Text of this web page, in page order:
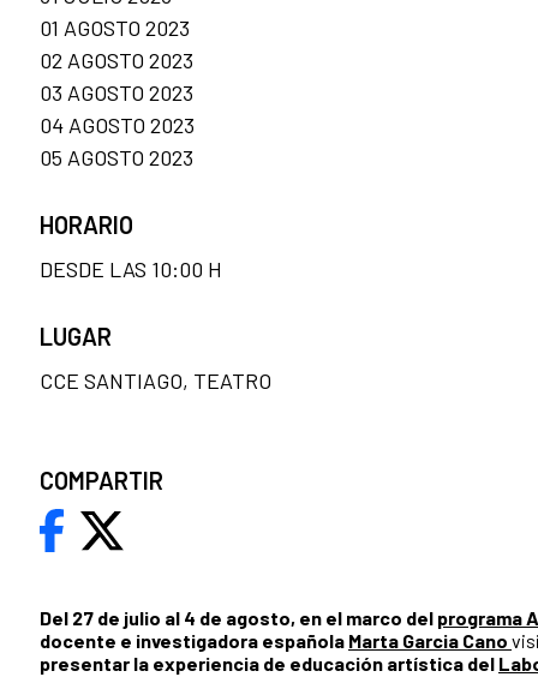
Del 27 de julio al 4 de agosto, en el marco del programa
docente e investigadora española Marta Garcia Cano
presentar la experiencia de educación artística del
01 AGOSTO 2023
02 AGOSTO 2023
03 AGOSTO 2023
04 AGOSTO 2023
05 AGOSTO 2023
HORARIO
DESDE LAS 10:00 H
LUGAR
CCE SANTIAGO, TEATRO
COMPARTIR